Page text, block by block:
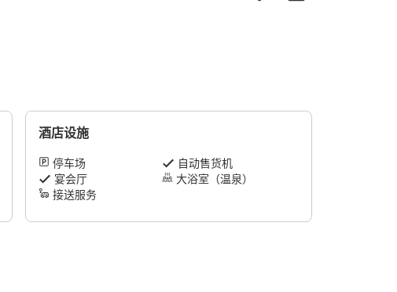
酒店设施
停车场
自动售货机
宴会厅
大浴室（温泉）
接送服务